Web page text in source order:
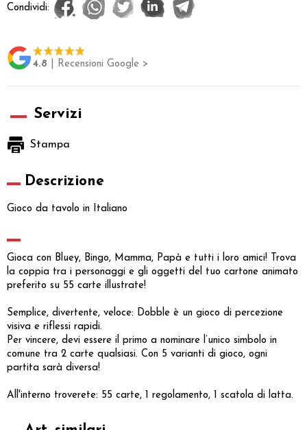
Condividi:
4.8 | Recensioni Google >
Servizi
Stampa
Descrizione
Gioco da tavolo in Italiano
Gioca con Bluey, Bingo, Mamma, Papà e tutti i loro amici! Trova
la coppia tra i personaggi e gli oggetti del tuo cartone animato
preferito su 55 carte illustrate!
Semplice, divertente, veloce: Dobble è un gioco di percezione
visiva e riflessi rapidi.
Per vincere, devi essere il primo a nominare l’unico simbolo in
comune tra 2 carte qualsiasi. Con 5 varianti di gioco, ogni
partita sarà diversa!
All'interno troverete: 55 carte, 1 regolamento, 1 scatola di latta.